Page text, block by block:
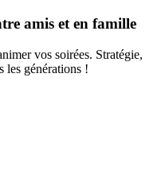
amis et en famille
vos soirées. Stratégie,
les générations !